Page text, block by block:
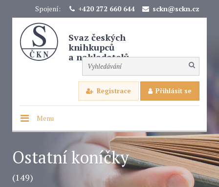
Spojení: +420 272 660 644 sckn@sckn.cz
Svaz českých
knihkupců
a nakladatelů
Registrace Přihlásit se
Menu
Ostatní koníčky
(149)